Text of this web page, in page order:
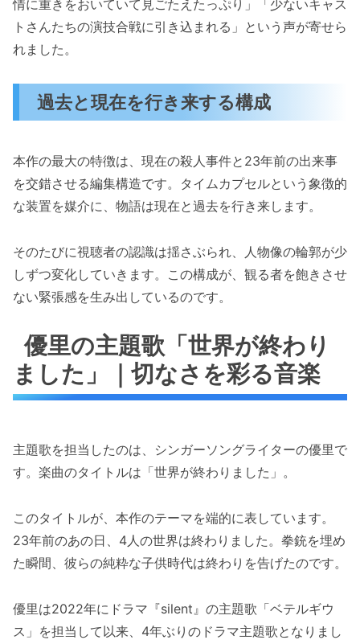
情に重きをおいていて見ごたえたっぷり」「少ないキャス
トさんたちの演技合戦に引き込まれる」という声が寄せら
れました。
過去と現在を行き来する構成
本作の最大の特徴は、現在の殺人事件と23年前の出来事
を交錯させる編集構造です。タイムカプセルという象徴的
な装置を媒介に、物語は現在と過去を行き来します。
そのたびに視聴者の認識は揺さぶられ、人物像の輪郭が少
しずつ変化していきます。この構成が、観る者を飽きさせ
ない緊張感を生み出しているのです。
優里の主題歌「世界が終わり
ました」｜切なさを彩る音楽
主題歌を担当したのは、シンガーソングライターの優里で
す。楽曲のタイトルは「世界が終わりました」。
このタイトルが、本作のテーマを端的に表しています。
23年前のあの日、4人の世界は終わりました。拳銃を埋め
た瞬間、彼らの純粋な子供時代は終わりを告げたのです。
優里は2022年にドラマ『silent』の主題歌「ベテルギウ
ス」を担当して以来、4年ぶりのドラマ主題歌となりまし